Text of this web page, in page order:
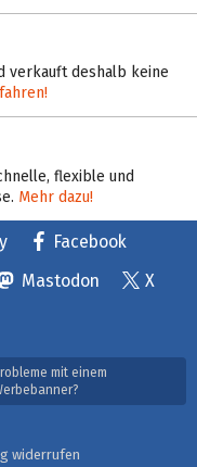
verkauft deshalb keine
flexible und
Mehr dazu!
Facebook
Mastodon
X
mit einem
widerrufen